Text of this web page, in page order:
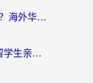
在国外打不开交管12123怎么办？海外华人必看的回国加速全攻略
网易云音乐在海外可以听吗？留学生亲测有效的回国加速方案